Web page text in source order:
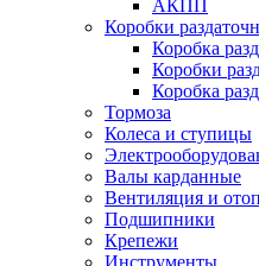
АКПП
Коробки
Коробка
Коробки
Коробка
Тормоза
Колеса и ступицы
Валы карданные
Вентиляция и
Подшипники
Крепежи
Инструменты